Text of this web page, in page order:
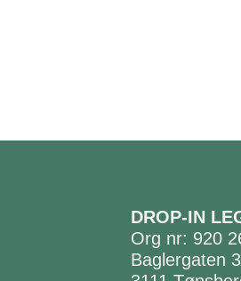
DROP-IN
Org nr: 920
Baglergaten 3